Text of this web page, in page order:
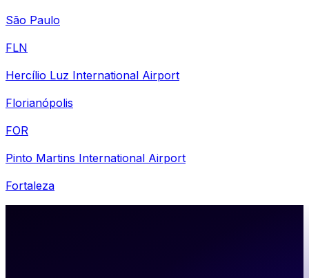
São Paulo
FLN
Hercílio Luz International Airport
Florianópolis
FOR
Pinto Martins International Airport
Fortaleza